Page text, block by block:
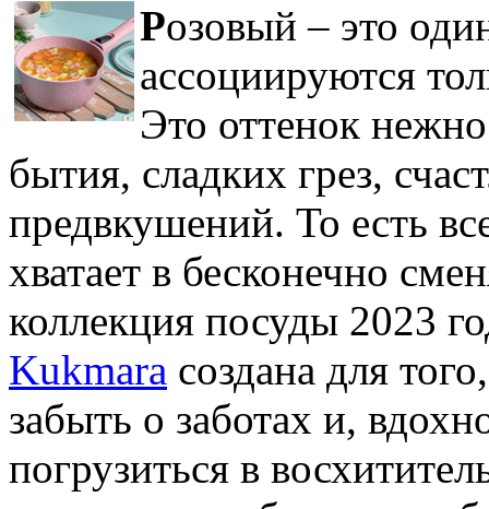
Розовый – это
ассоциируются
Это оттенок
бытия, сладких грез,
предвкушений. То есть
хватает в бесконечно
коллекция посуды 2023
Kukmara создана для
забыть о заботах и,
погрузиться в